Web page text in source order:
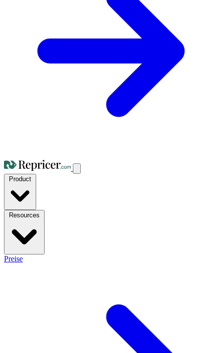
Preise